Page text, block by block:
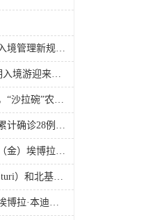
出境安全风险如何防范？出入境管理新规9月15日起施行
气候+政策双重加持云南暑期入境游迎来热潮
美国大规模环孢子虫病暴发，“沙拉碗”农业生产陷入低迷
瑞士巴塞尔军团病聚集暴发累计确诊28例含死亡病例
多国传染病监测动态：刚果（金）埃博拉确诊突破4000例
刚果民主共和国伊图里省（Ituri）和北基伍省（Nord-Kivu）的埃博拉·本迪布乔病毒病（2026-08-04）
刚果民主共和国和乌干达的埃博拉·本迪布乔病毒病（2026-08-04）